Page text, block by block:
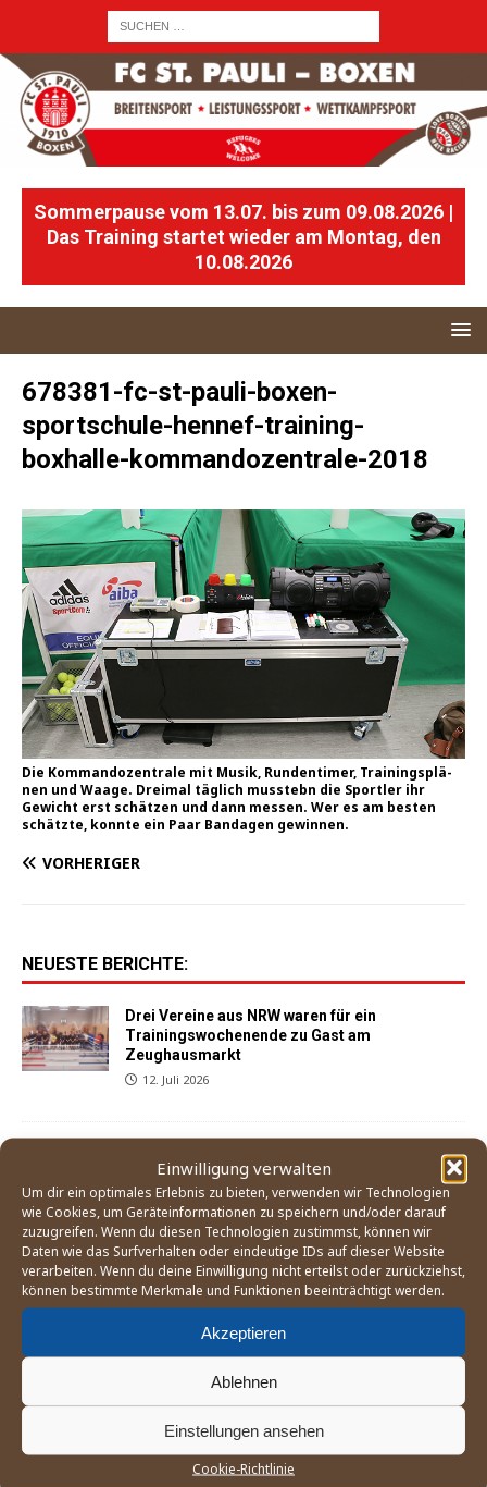
Einwilligung verwalten
Um dir ein optimales Erlebnis zu bieten, verwenden wir Technologien
wie Cookies, um Geräteinformationen zu speichern und/oder darauf
zuzugreifen. Wenn du diesen Technologien zustimmst, können wir
Daten wie das Surfverhalten oder eindeutige IDs auf dieser Website
verarbeiten. Wenn du deine Einwilligung nicht erteilst oder zurückziehst,
können bestimmte Merkmale und Funktionen beeinträchtigt werden.
Akzeptieren
Ablehnen
Einstellungen ansehen
Cookie-Richtlinie
Sommerpause vom 13.07. bis zum 09.08.2026 |
Das Training startet wieder am Montag, den
10.08.2026
678381-fc-st-pauli-boxen-
sportschule-hennef-training-
boxhalle-kommandozentrale-2018
Die Kom­man­do­zen­tra­le mit Musik, Run­den­ti­mer, Trai­nings­plä­
nen und Waa­ge. Drei­mal täg­lich mus­s­tebn die Sport­ler ihr
Gewicht erst schät­zen und dann mes­sen. Wer es am bes­ten
schätz­te, konn­te ein Paar Ban­da­gen gewinnen.
VORHERIGER
NEUESTE BERICHTE:
Drei Vereine aus NRW waren für ein
Trainingswochenende zu Gast am
Zeughausmarkt
12. Juli 2026
Sohail Koofi und Anton Hedde setzen sich mit
Punktsiegen beim BC Norden durch
3. Juni 2026
Der Weg zum Boxturnier bei den Olympischen
Spielen 2028 in Los Angeles
21. Mai 2026
»East Midland« als gescheitert
25. April 2026